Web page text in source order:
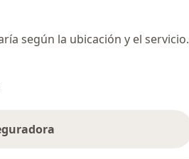
según la ubicación y el servicio.